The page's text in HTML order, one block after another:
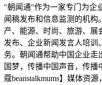
"朝闻通"作为一家专门为企
闻稿发布和信息监测的机构
产、能源、时尚、旅游、展
发布、企业新闻发言人培训
务。朝闻通帮助中国企业走
国梦，传播中国声音，传播
蔻beanstalkmums】媒体资